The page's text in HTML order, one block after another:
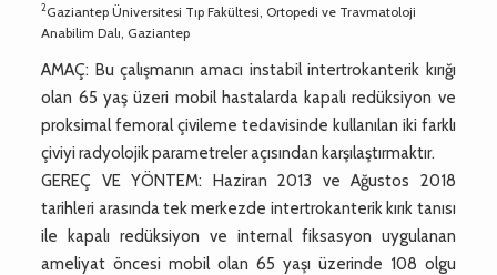
2Gaziantep Üniversitesi Tıp Fakültesi, Ortopedi ve Travmatoloji
Anabilim Dalı, Gaziantep
AMAÇ: Bu çalışmanın amacı instabil intertrokanterik kırığı
olan 65 yaş üzeri mobil hastalarda kapalı redüksiyon ve
proksimal femoral çivileme tedavisinde kullanılan iki farklı
çiviyi radyolojik parametreler açısından karşılaştırmaktır.
GEREÇ VE YÖNTEM: Haziran 2013 ve Ağustos 2018
tarihleri arasında tek merkezde intertrokanterik kırık tanısı
ile kapalı redüksiyon ve internal fiksasyon uygulanan
ameliyat öncesi mobil olan 65 yaşı üzerinde 108 olgu